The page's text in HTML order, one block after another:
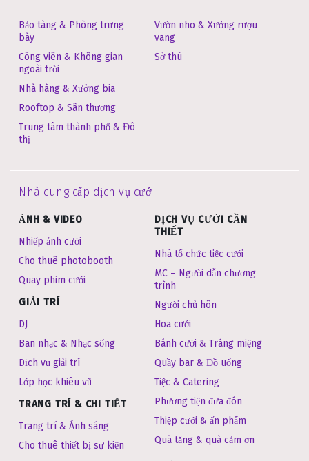
Bảo tàng & Phòng trưng
bày
Công viên & Không gian
ngoài trời
Nhà hàng & Xưởng bia
Rooftop & Sân thượng
Trung tâm thành phố & Đô
thị
Vườn nho & Xưởng rượu
vang
Sở thú
Nhà cung cấp dịch vụ cưới
ẢNH & VIDEO
Nhiếp ảnh cưới
Cho thuê photobooth
Quay phim cưới
GIẢI TRÍ
DJ
Ban nhạc & Nhạc sống
Dịch vụ giải trí
Lớp học khiêu vũ
TRANG TRÍ & CHI TIẾT
Trang trí & Ánh sáng
Cho thuê thiết bị sự kiện
DỊCH VỤ CƯỚI CẦN
THIẾT
Nhà tổ chức tiệc cưới
MC – Người dẫn chương
trình
Người chủ hôn
Hoa cưới
Bánh cưới & Tráng miệng
Quầy bar & Đồ uống
Tiệc & Catering
Phương tiện đưa đón
Thiệp cưới & ấn phẩm
Quà tặng & quà cảm ơn